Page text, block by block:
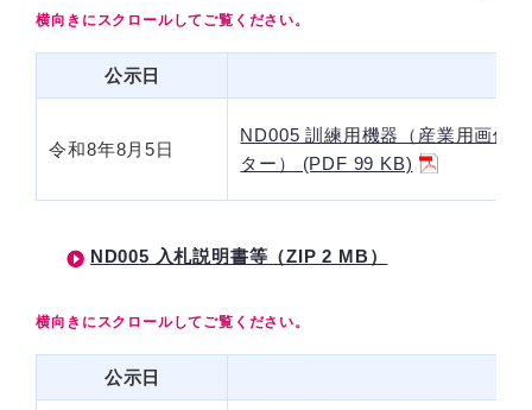
公示日
令和8年8月5日
ND005 訓練用機器（産業用画像
ター） (PDF 99 KB)
ND005 入札説明書等（ZIP 2 MB）
公示日